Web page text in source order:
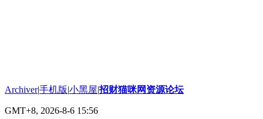
Archiver|手机版|小黑屋|招财猫咪网资源论坛
GMT+8, 2026-8-6 15:56